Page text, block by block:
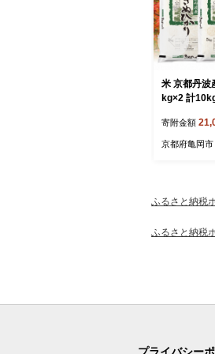
米 京都丹波
kg×2 計
け【京都伏
精米】米 白
寄附金額
京都府亀岡市
ふるさと納税
ふるさと納税